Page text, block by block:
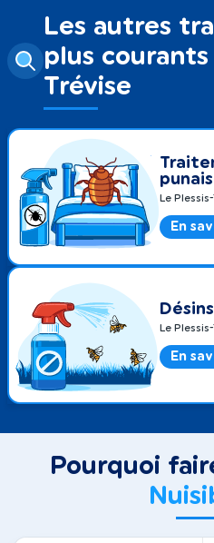
Les autres
plus courants
Trévise
Le
En
Le
En
Pourquoi